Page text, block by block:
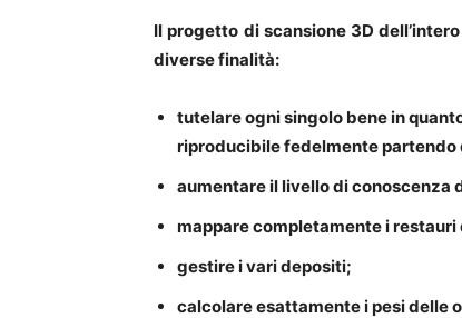
Il progetto di scansione 3D
diverse finalità:
tutelare ogni singolo bene in
riproducibile fedelmente partendo
aumentare il livello di conoscenza
mappare completamente i
gestire i vari depositi;
calcolare esattamente i pesi delle